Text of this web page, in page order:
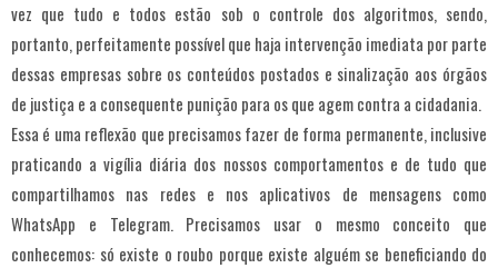
vez que tudo e todos estão sob o controle dos algoritmos, sendo,
portanto, perfeitamente possível que haja intervenção imediata por parte
dessas empresas sobre os conteúdos postados e sinalização aos órgãos
de justiça e a consequente punição para os que agem contra a cidadania.
Essa é uma reflexão que precisamos fazer de forma permanente, inclusive
praticando a vigília diária dos nossos comportamentos e de tudo que
compartilhamos nas redes e nos aplicativos de mensagens como
WhatsApp e Telegram. Precisamos usar o mesmo conceito que
conhecemos: só existe o roubo porque existe alguém se beneficiando do